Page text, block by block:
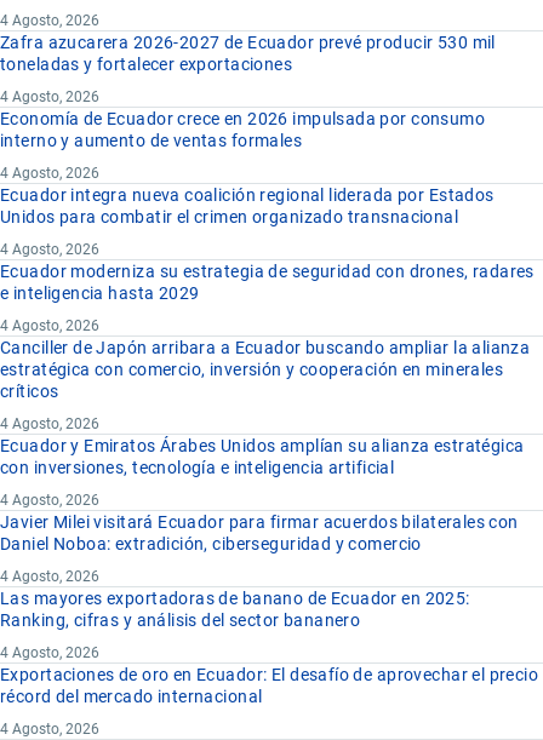
4 Agosto, 2026
Zafra azucarera 2026-2027 de Ecuador prevé producir 530 mil
toneladas y fortalecer exportaciones
4 Agosto, 2026
Economía de Ecuador crece en 2026 impulsada por consumo
interno y aumento de ventas formales
4 Agosto, 2026
Ecuador integra nueva coalición regional liderada por Estados
Unidos para combatir el crimen organizado transnacional
4 Agosto, 2026
Ecuador moderniza su estrategia de seguridad con drones, radares
e inteligencia hasta 2029
4 Agosto, 2026
Canciller de Japón arribara a Ecuador buscando ampliar la alianza
estratégica con comercio, inversión y cooperación en minerales
críticos
4 Agosto, 2026
Ecuador y Emiratos Árabes Unidos amplían su alianza estratégica
con inversiones, tecnología e inteligencia artificial
4 Agosto, 2026
Javier Milei visitará Ecuador para firmar acuerdos bilaterales con
Daniel Noboa: extradición, ciberseguridad y comercio
4 Agosto, 2026
Las mayores exportadoras de banano de Ecuador en 2025:
Ranking, cifras y análisis del sector bananero
4 Agosto, 2026
Exportaciones de oro en Ecuador: El desafío de aprovechar el precio
récord del mercado internacional
4 Agosto, 2026